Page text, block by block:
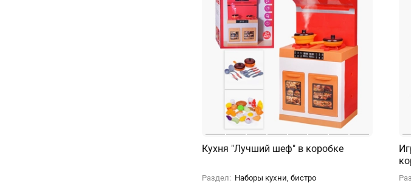
Кухня "Лучший шеф" в коробке
Раздел: Наборы кухни, бистро